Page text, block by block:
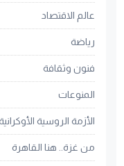
عالم الاقتصاد
رياضة
فنون وثقافة
المنوعات
الأزمة الروسية
من غزة.. هنا القاهرة